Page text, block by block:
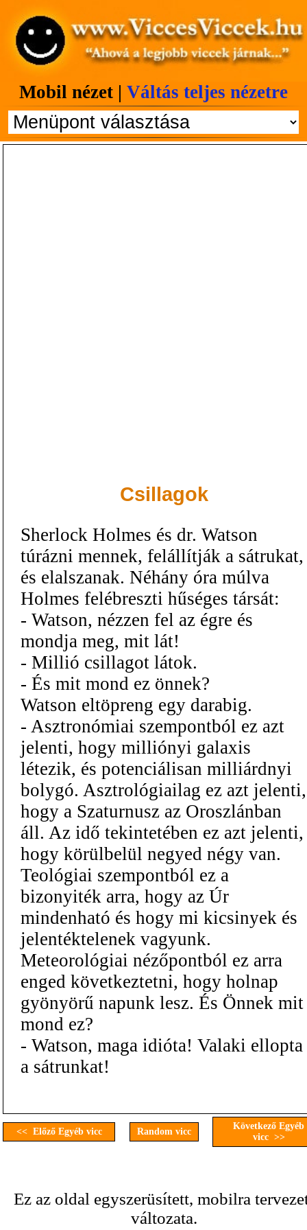
Mobil nézet | Váltás teljes nézetre
Csillagok
Sherlock Holmes és dr. Watson
túrázni mennek, felállítják a sátrukat,
és elalszanak. Néhány óra múlva
Holmes felébreszti hűséges társát:
- Watson, nézzen fel az égre és
mondja meg, mit lát!
- Millió csillagot látok.
- És mit mond ez önnek?
Watson eltöpreng egy darabig.
- Asztronómiai szempontból ez azt
jelenti, hogy milliónyi galaxis
létezik, és potenciálisan milliárdnyi
bolygó. Asztrológiailag ez azt jelenti,
hogy a Szaturnusz az Oroszlánban
áll. Az idő tekintetében ez azt jelenti,
hogy körülbelül negyed négy van.
Teológiai szempontból ez a
bizonyiték arra, hogy az Úr
mindenható és hogy mi kicsinyek és
jelentéktelenek vagyunk.
Meteorológiai nézőpontból ez arra
enged következtetni, hogy holnap
gyönyörű napunk lesz. És Önnek mit
mond ez?
- Watson, maga idióta! Valaki ellopta
a sátrunkat!
<< Előző Egyéb vicc Random vicc
Következő Egyéb
vicc >>
Ez az oldal egyszerüsített, mobilra
változata.